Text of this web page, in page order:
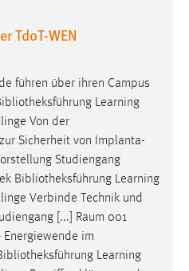
TdoT-WEN
führen über ihren Campus
Learning
Von der
Sicherheit von Implanta-
Studiengang
Bibliotheksführung Learning
Verbinde Technik und
[...] Raum 001
im
Learning
Werbung anzuzeigen.
über Websites